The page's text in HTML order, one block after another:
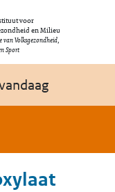
voor
en Milieu
van Volksgezondheid,
Sport